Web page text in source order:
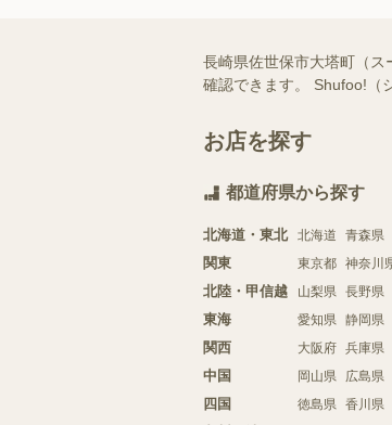
長崎県佐世保市大塔町（
確認できます。 Shufoo!（
お店を探す
都道府県から探す
北海道・東北 北海道 青森県
関東 東京都 神奈川
北陸・甲信越 山梨県 長野県
東海 愛知県 静岡県
関西 大阪府 兵庫県
中国 岡山県 広島県
四国 徳島県 香川県